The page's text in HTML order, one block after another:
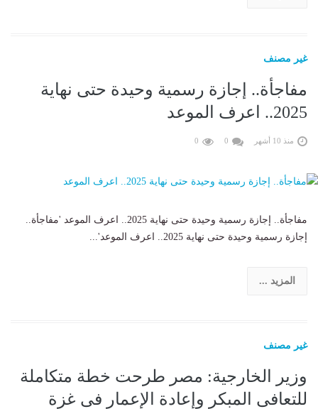
غير مصنف
مفاجأة.. إجازة رسمية وحيدة حتى نهاية
2025.. اعرف الموعد
منذ 10 أشهر 0
0
مفاجأة.. إجازة رسمية وحيدة حتى نهاية 2025.. اعرف الموعد 'مفاجأة..
إجازة رسمية وحيدة حتى نهاية 2025.. اعرف الموعد'...
المزيد ...
غير مصنف
وزير الخارجية: مصر طرحت خطة متكاملة
للتعافى المبكر وإعادة الإعمار فى غزة